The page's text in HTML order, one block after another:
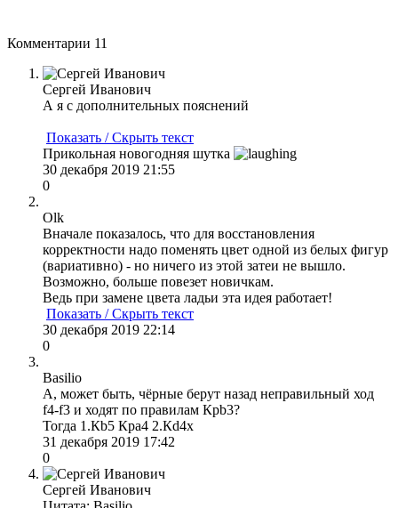
Комментарии 11
Сергей Иванович
А я с дополнительных пояснений
Показать / Скрыть текст
Прикольная новогодняя шутка
30 декабря 2019 21:55
0
Olk
Вначале показалось, что для восстановления
корректности надо поменять цвет одной из белых фигур
(вариативно) - но ничего из этой затеи не вышло.
Возможно, больше повезет новичкам.
Ведь при замене цвета ладьи эта идея работает!
Показать / Скрыть текст
30 декабря 2019 22:14
0
Basilio
А, может быть, чёрные берут назад неправильный ход
f4-f3 и ходят по правилам Крb3?
Тогда 1.Кb5 Кра4 2.Кd4x
31 декабря 2019 17:42
0
Сергей Иванович